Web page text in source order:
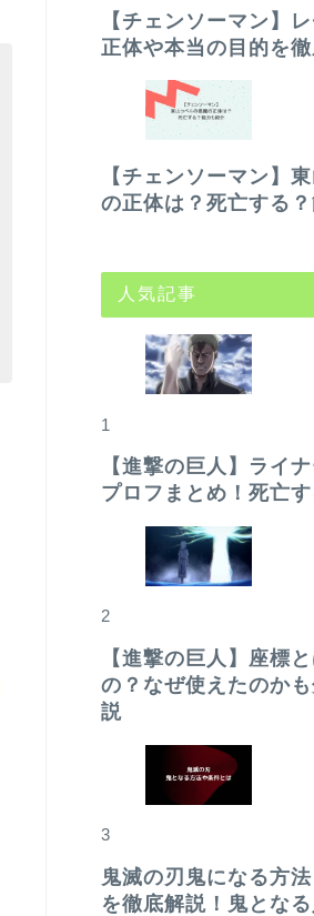
【チェンソーマン】
正体や本当の目的を徹
【チェンソーマン】
の正体は？死亡する
人気記事
1
【進撃の巨人】ライ
プロフまとめ！死亡
2
【進撃の巨人】座標
の？なぜ使えたのか
説
3
鬼滅の刃鬼になる方
を徹底解説！鬼とな